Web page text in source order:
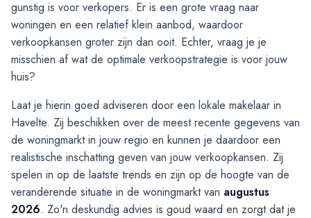
gunstig is voor verkopers. Er is een grote vraag naar
woningen en een relatief klein aanbod, waardoor
verkoopkansen groter zijn dan ooit. Echter, vraag je je
misschien af wat de optimale verkoopstrategie is voor jouw
huis?
Laat je hierin goed adviseren door een lokale makelaar in
Havelte. Zij beschikken over de meest recente gegevens van
de woningmarkt in jouw regio en kunnen je daardoor een
realistische inschatting geven van jouw verkoopkansen. Zij
spelen in op de laatste trends en zijn op de hoogte van de
veranderende situatie in de woningmarkt van augustus
2026. Zo'n deskundig advies is goud waard en zorgt dat je